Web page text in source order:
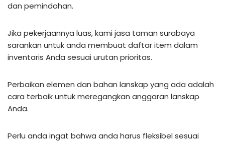
dan pemindahan.
Jika pekerjaannya luas, kami jasa taman surabaya
sarankan untuk anda membuat daftar item dalam
inventaris Anda sesuai urutan prioritas.
Perbaikan elemen dan bahan lanskap yang ada adalah
cara terbaik untuk meregangkan anggaran lanskap
Anda.
Perlu anda ingat bahwa anda harus fleksibel sesuai